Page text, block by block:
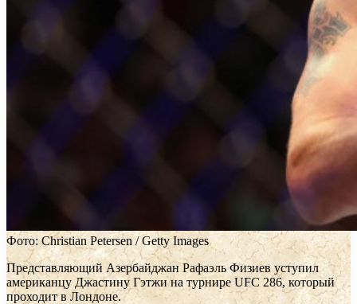
Фото: Christian Petersen / Getty Images
Представляющий Азербайджан Рафаэль Физиев уступил
американцу Джастину Гэтжи на турнире UFC 286, который
проходит в Лондоне.